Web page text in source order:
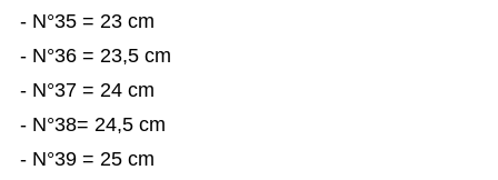
- N°35 = 23 cm
- N°36 = 23,5 cm
- N°37 = 24 cm
- N°38= 24,5 cm
- N°39 = 25 cm